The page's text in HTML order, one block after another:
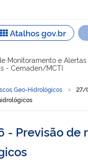
de navegação
Monitoramento e
- Cemaden/MCTI
Geo-Hidrológicos
27/
Previsão de